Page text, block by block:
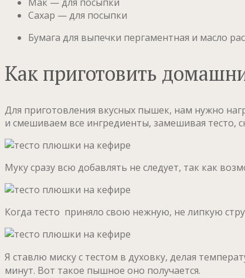
Сахар — для посыпки
Бумага для выпечки пергаментная и масло
Как приготовить
Для приготовления вкусных пышек, нам нужно
и смешиваем все ингредиенты, замешивая
Муку сразу всю добавлять не следует, так как
Когда тесто приняло свою нежную, не липкую
Я ставлю миску с тестом в духовку, делая
минут. Вот такое пышное оно получается.